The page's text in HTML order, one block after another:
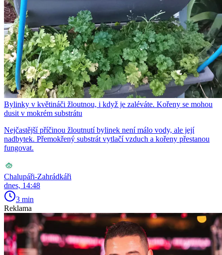
Bylinky v květináči žloutnou, i když je zaléváte. Kořeny se mohou
dusit v mokrém substrátu
Nejčastější příčinou žloutnutí bylinek není málo vody, ale její
nadbytek. Přemokřený substrát vytlačí vzduch a kořeny přestanou
fungovat.
Chalupáři-Zahrádkáři
dnes, 14:48
3 min
Reklama